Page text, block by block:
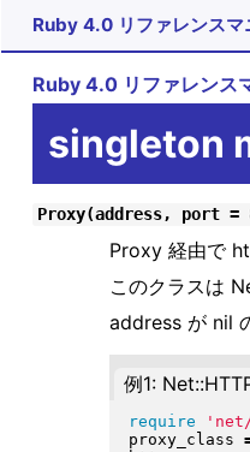
Ruby 4.0 リファレンスマ
Ruby 4.0 リファレンス
singleton
Proxy(address, port =
Proxy 経由で
このクラスは
address が nil
例1:
require
proxy_class